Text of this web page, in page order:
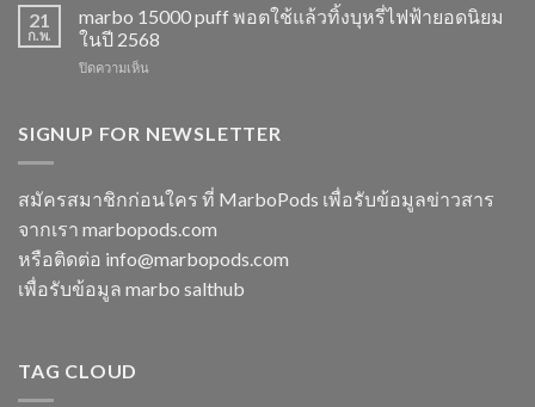
นิยม
สำหรับ
2568
ที่
ไม่
พลาด
switch
และ
พอต
ใช้
หลาก
เลือก
ที่
ตอบ
โจทย์
ในปี
2568
21
ก.พ.
marbo 15000 puff พอตใช้แล้วทิ้งบุหรี่ไฟฟ้ายอดนิยม
ในปี 2568
ปิดความเห็น
puff
แล้ว
ทิ้ง
บุหรี่
ยอด
นิยม
SIGNUP FOR NEWSLETTER
สมัครสมาชิกก่อนใคร ที่ MarboPods เพื่อรับข้อมูลข่าวสาร
จากเรา marbopods.com
หรือติดต่อ info@marbopods.com
เพื่อรับข้อมูล marbo salthub
TAG CLOUD